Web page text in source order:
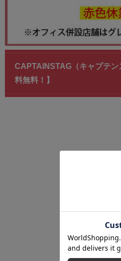
CAPTAINSTAG（キャプテ
料無料！】